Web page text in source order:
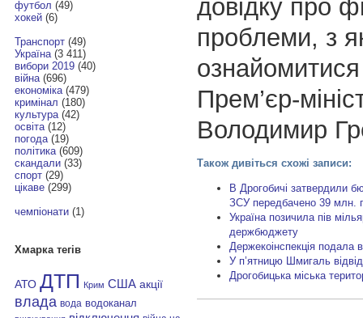
футбол (49)
хокей(6)
Транспорт(49)
Україна(3 411)
вибори 2019(40)
війна(696)
економіка(479)
кримінал (180)
культура(42)
освіта(12)
погода(19)
політика(609)
скандали(33)
спорт(29)
цікаве(299)
чемпіонати(1)
Хмарка тегів
АТО ДТП Крим США акції
влада вода водоканал
довідку про
проблеми, з
Прем’єр-
Володимир
Також дивіться схожі записи:
В Дрогобичі затвердили
ЗСУ передбачено 39 млн.
Україна позичила пів
держбюджету
Держекоінспекція подала
У п’ятницю Шмигаль
Дрогобицька міська